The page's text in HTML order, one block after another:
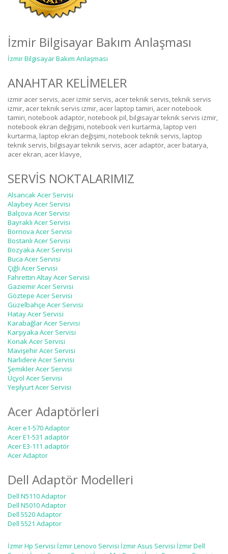
İzmir Bilgisayar Bakım Anlaşması
İzmir Bilgisayar Bakım Anlaşması
ANAHTAR KELİMELER
izmir acer servis, acer izmir servis, acer teknik servis, teknik servis
izmir, acer teknik servis izmir, acer laptop tamiri, acer notebook
tamiri, notebook adaptör, notebook pil, bilgisayar teknik servis izmir,
notebook ekran değişimi, notebook veri kurtarma, laptop veri
kurtarma, laptop ekran değişimi, notebook teknik servis, laptop
teknik servis, bilgisayar teknik servis, acer adaptör, acer batarya,
acer ekran, acer klavye,
SERVİS NOKTALARIMIZ
Alsancak Acer Servisi
Alaybey Acer Servisi
Balçova Acer Servisi
Bayraklı Acer Servisi
Bornova Acer Servisi
Bostanlı Acer Servisi
Bozyaka Acer Servisi
Buca Acer Servisi
Çiğli Acer Servisi
Fahrettin Altay Acer Servisi
Gaziemir Acer Servisi
Göztepe Acer Servisi
Güzelbahçe Acer Servisi
Hatay Acer Servisi
Karabağlar Acer Servisi
Karşıyaka Acer Servisi
Konak Acer Servisi
Mavişehir Acer Servisi
Narlıdere Acer Servisi
Şemikler Acer Servisi
Üçyol Acer Servisi
Yeşilyurt Acer Servisi
Acer Adaptörleri
Acer e1-570 Adaptor
Acer E1-531 adaptör
Acer E3-111 adaptör
Acer Adaptor
Dell Adaptör Modelleri
Dell N5110 Adaptor
Dell N5010 Adaptor
Dell 5520 Adaptor
Dell 5521 Adaptor
İzmir Hp Servisi İzmir Lenovo Servisi İzmir Asus Servisi İzmir Dell